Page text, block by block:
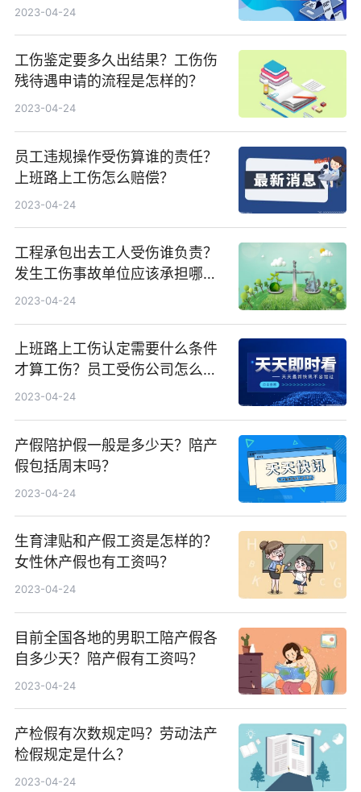
2023-04-24
工伤鉴定要多久出结果？工伤伤
残待遇申请的流程是怎样的？
2023-04-24
员工违规操作受伤算谁的责任？
上班路上工伤怎么赔偿？
2023-04-24
工程承包出去工人受伤谁负责？
发生工伤事故单位应该承担哪些
费用？
2023-04-24
上班路上工伤认定需要什么条件
才算工伤？员工受伤公司怎么赔
偿？
2023-04-24
产假陪护假一般是多少天？陪产
假包括周末吗？
2023-04-24
生育津贴和产假工资是怎样的？
女性休产假也有工资吗？
2023-04-24
目前全国各地的男职工陪产假各
自多少天？陪产假有工资吗？
2023-04-24
产检假有次数规定吗？劳动法产
检假规定是什么？
2023-04-24